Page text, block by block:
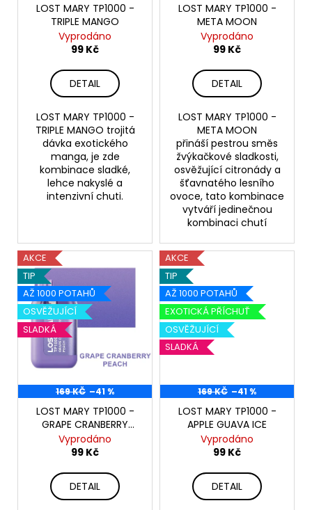
LOST MARY TP1000 -
TRIPLE MANGO
Vyprodáno
99 Kč
DETAIL
LOST MARY TP1000 -
TRIPLE MANGO trojitá
dávka exotického
manga, je zde
kombinace sladké,
lehce nakyslé a
intenzivní chuti.
LOST MARY TP1000 -
META MOON
Vyprodáno
99 Kč
DETAIL
LOST MARY TP1000 -
META MOON
přináší pestrou směs
žvýkačkové sladkosti,
osvěžující citronády a
šťavnatého lesního
ovoce, tato kombinace
vytváří jedinečnou
kombinaci chutí
AKCE
TIP
AŽ 1000 POTAHŮ
OSVĚŽUJÍCÍ
SLADKÁ
169 KČ –41 %
LOST MARY TP1000 -
GRAPE CRANBERRY
PEACH
Vyprodáno
99 Kč
DETAIL
AKCE
TIP
AŽ 1000 POTAHŮ
EXOTICKÁ PŘÍCHUŤ
OSVĚŽUJÍCÍ
SLADKÁ
169 KČ –41 %
LOST MARY TP1000 -
APPLE GUAVA ICE
Vyprodáno
99 Kč
DETAIL
ROMIO
POD
Původně: